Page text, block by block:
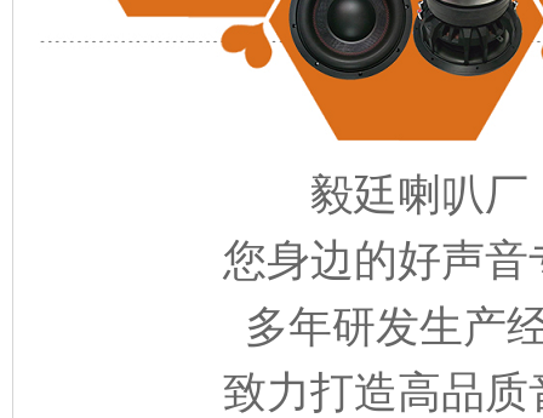
毅廷喇叭厂
您身边的好声音
多年研发生产
致力打造高品质